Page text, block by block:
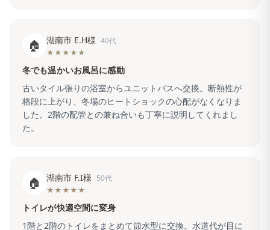
🏠 湖南市 E.H様 40代
★★★★★
冬でも温かいお風呂に感動
古いタイル張りの浴室からユニットバスへ交換。断熱性が
格段に上がり、冬場のヒートショックの心配がなくなりま
した。2階の配管との兼ね合いも丁寧に説明してくれまし
た。
🏠 湖南市 F.I様 50代
★★★★★
トイレが快適空間に変身
1階と2階のトイレをまとめて節水型に交換。水道代が目に